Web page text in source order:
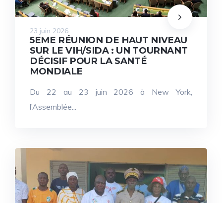
23 juin 2026
5EME RÉUNION DE HAUT NIVEAU
SUR LE VIH/SIDA : UN TOURNANT
DÉCISIF POUR LA SANTÉ
MONDIALE
Du 22 au 23 juin 2026 à New York,
l’Assemblée...